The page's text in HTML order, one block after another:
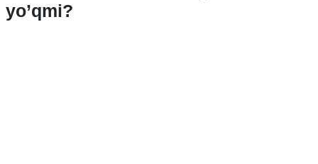
yo’qmi?